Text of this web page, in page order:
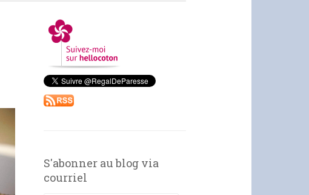
S'abonner au blog via
courriel